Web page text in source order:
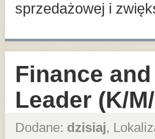
sprzedażowej i
Finance
Leader (K/
Dodane: dzisiaj,